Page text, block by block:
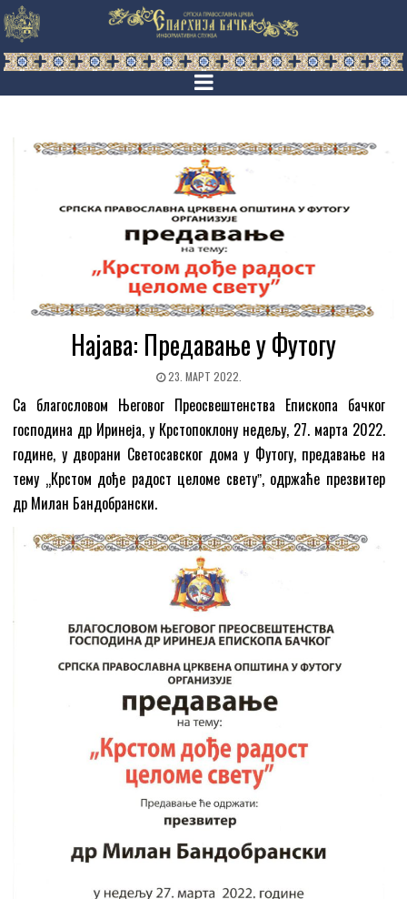
Најава: Предавање у Футогу
23. МАРТ 2022.
Са благословом Његовог Преосвештенства Епископа бачког
господина др Иринеја, у Крстопоклону недељу, 27. марта 2022.
године, у дворани Светосавског дома у Футогу, предавање на
тему „Крстом дође радост целоме светуˮ, одржаће презвитер
др Милан Бандобрански.